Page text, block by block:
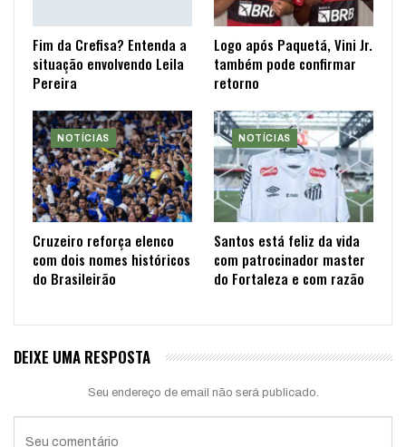
Fim da Crefisa? Entenda a
situação envolvendo Leila
Pereira
Logo após Paquetá, Vini Jr.
também pode confirmar
retorno
NOTÍCIAS
Cruzeiro reforça elenco
com dois nomes históricos
do Brasileirão
NOTÍCIAS
Santos está feliz da vida
com patrocinador master
do Fortaleza e com razão
DEIXE UMA RESPOSTA
Seu endereço de email não será publicado.